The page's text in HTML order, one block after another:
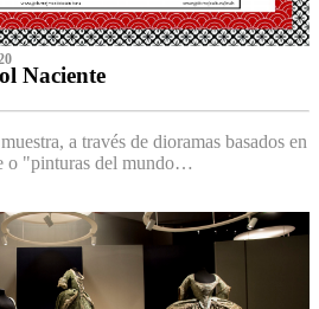
Naciente
a través de dioramas basados en
o "pinturas del mundo…